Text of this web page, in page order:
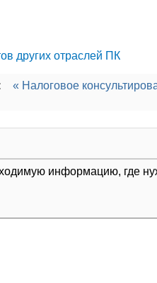
других отраслей ПК
« Налоговое
информацию, где